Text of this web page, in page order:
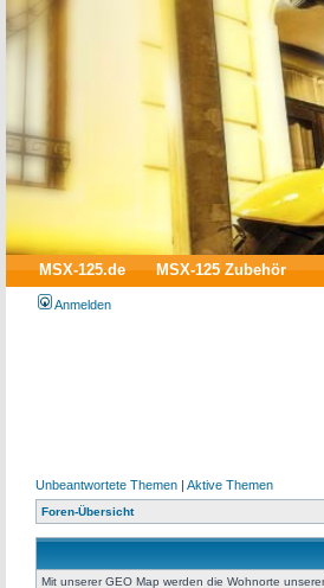
MSX-125.de MSX-125 Zubehör
Anmelden
Unbeantwortete Themen | Aktive Themen
Foren-Übersicht
Mit unserer GEO Map werden die Wohnorte